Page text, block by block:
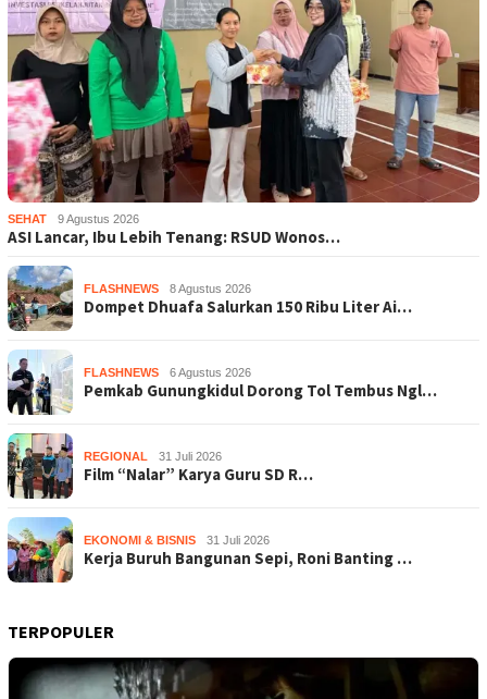
SEHAT 9 Agustus 2026
ASI Lancar, Ibu Lebih Tenang: RSUD Wonos…
FLASHNEWS 8 Agustus 2026
Dompet Dhuafa Salurkan 150 Ribu Liter Ai…
FLASHNEWS 6 Agustus 2026
Pemkab Gunungkidul Dorong Tol Tembus Ngl…
REGIONAL 31 Juli 2026
Film “Nalar” Karya Guru SD R…
EKONOMI & BISNIS 31 Juli 2026
Kerja Buruh Bangunan Sepi, Roni Banting …
TERPOPULER